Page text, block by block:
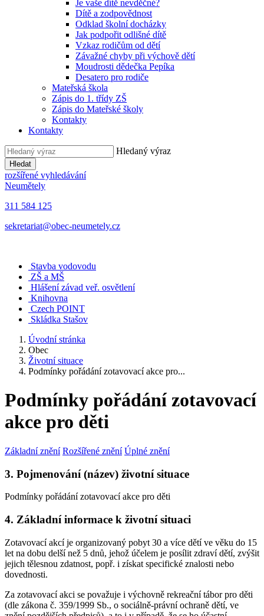
Je vaše dítě nevděčné?
Dítě a zodpovědnost
Odklad školní docházky
Jak podpořit odlišné dítě
Vzkaz rodičům od dětí
Závažné chyby při výchově dětí
Moudrosti dědečka Pepíka
Desatero pro rodiče
Mateřská škola
Zápis do 1. třídy ZŠ
Zápis do Mateřské školy
Kontakty
Kontakty
Hledaný výraz
Hledat
rozšířené vyhledávání
Neumětely
311 584 125
sekretariat@obec-neumetely.cz
Stavba vodovodu
ZŠ a MŠ
Hlášení závad veř. osvětlení
Knihovna
Czech POINT
Skládka Stašov
Úvodní stránka
Obec
Životní situace
Podmínky pořádání zotavovací akce pro...
Podmínky pořádání zotavovací
akce pro děti
Základní znění Rozšířené znění Úplné znění
3. Pojmenování (název) životní situace
Podmínky pořádání zotavovací akce pro děti
4. Základní informace k životní situaci
Zotavovací akcí je organizovaný pobyt 30 a více dětí ve věku do 15
let na dobu delší než 5 dnů, jehož účelem je posílit zdraví dětí, zvýšit
jejich tělesnou zdatnost, popř. i získat specifické znalosti nebo
dovednosti.
Za zotavovací akci se považuje i výchovně rekreační tábor pro děti
(dle zákona č. 359/1999 Sb., o sociálně-právní ochraně dětí, ve